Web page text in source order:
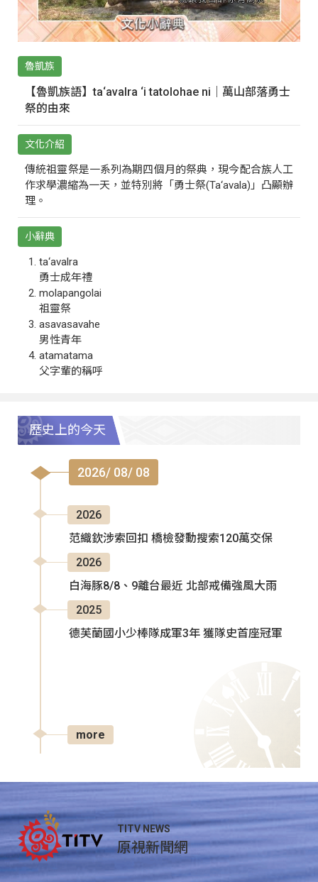
魯凱族
【魯凱族語】ta‘avalra ‘i tatolohae ni｜萬山部落勇士
祭的由來
文化介紹
傳統祖靈祭是一系列為期四個月的祭典，現今配合族人工
作求學濃縮為一天，並特別將「勇士祭(Ta‘avala)」凸顯辦
理。
小辭典
ta‘avalra
勇士成年禮
molapangolai
祖靈祭
asavasavahe
男性青年
atamatama
父字輩的稱呼
歷史上的今天
2026/ 08/ 08
2026
范織欽涉索回扣 橋檢發動搜索120萬交保
2026
白海豚8/8、9離台最近 北部戒備強風大雨
2025
德芙蘭國小少棒隊成軍3年 獲隊史首座冠軍
more
TITV NEWS
原視新聞網